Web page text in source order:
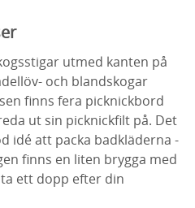
utmed kanten på
och blandskogar
finns fera picknickbord
ut sin picknickfilt på. Det
idé att packa badkläderna -
finns en liten brygga med
ett dopp efter din